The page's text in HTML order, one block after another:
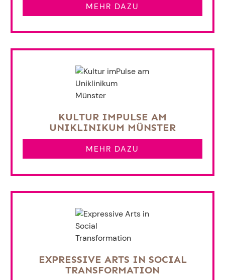
MEHR DAZU
KULTUR IMPULSE AM
UNIKLINIKUM MÜNSTER
MEHR DAZU
EXPRESSIVE ARTS IN SOCIAL
TRANSFORMATION